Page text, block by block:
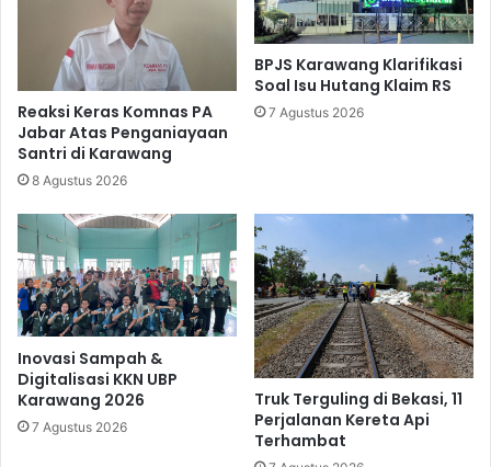
Reaksi Keras Komnas PA
Jabar Atas Penganiayaan
Santri di Karawang
8 Agustus 2026
BPJS Karawang Klarifikasi
Soal Isu Hutang Klaim RS
7 Agustus 2026
Inovasi Sampah &
Digitalisasi KKN UBP
Karawang 2026
7 Agustus 2026
Truk Terguling di Bekasi, 11
Perjalanan Kereta Api
Terhambat